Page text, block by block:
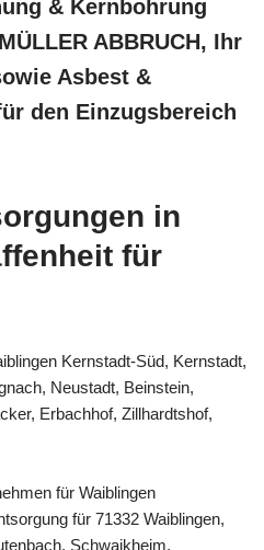
& Kernbohrung
ABBRUCH, Ihr
Asbest &
den Einzugsbereich
in
für
Kernstadt-Süd, Kernstadt,
Neustadt, Beinstein,
Erbachhof, Zillhardtshof,
für Waiblingen
für 71332 Waiblingen,
Schwaikheim,